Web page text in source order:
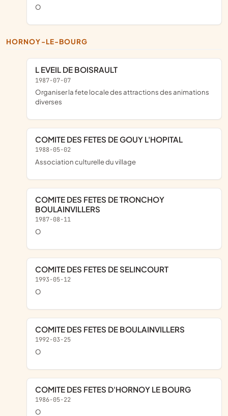
o
HORNOY-LE-BOURG
L EVEIL DE BOISRAULT
1987-07-07
organiser la fete locale des attractions des animations
diverses
COMITE DES FETES DE GOUY L'HOPITAL
1988-05-02
association culturelle du village
COMITE DES FETES DE TRONCHOY
BOULAINVILLERS
1987-08-11
O
COMITE DES FETES DE SELINCOURT
1993-05-12
o
COMITE DES FETES DE BOULAINVILLERS
1992-03-25
o
COMITE DES FETES D'HORNOY LE BOURG
1986-05-22
o